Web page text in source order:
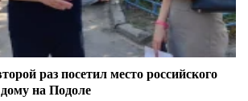
раз посетил место российского
на Подоле